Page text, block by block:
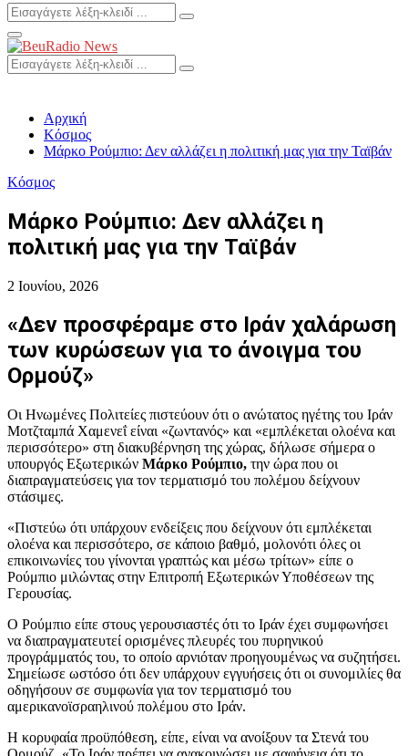
Search
for:
Search
Primary
Menu
Search
for:
Search
Αρχική
Κόσμος
Μάρκο Ρούμπιο: Δεν αλλάζει η πολιτική μας για την Ταϊβάν
Κόσμος
Μάρκο Ρούμπιο: Δεν αλλάζει η
πολιτική μας για την Ταϊβάν
2 Ιουνίου, 2026
«Δεν προσφέραμε στο Ιράν χαλάρωση
των κυρώσεων για το άνοιγμα του
Ορμούζ»
Οι Ηνωμένες Πολιτείες πιστεύουν ότι ο ανώτατος ηγέτης του Ιράν
Μοτζταμπά Χαμενεΐ είναι «ζωντανός» και «εμπλέκεται ολοένα και
περισσότερο» στη διακυβέρνηση της χώρας, δήλωσε σήμερα ο
υπουργός Εξωτερικών Μάρκο Ρούμπιο, την ώρα που οι
διαπραγματεύσεις για τον τερματισμό του πολέμου δείχνουν
στάσιμες.
«Πιστεύω ότι υπάρχουν ενδείξεις που δείχνουν ότι εμπλέκεται
ολοένα και περισσότερο, σε κάποιο βαθμό, μολονότι όλες οι
επικοινωνίες του γίνονται γραπτώς και μέσω τρίτων» είπε ο
Ρούμπιο μιλώντας στην Επιτροπή Εξωτερικών Υποθέσεων της
Γερουσίας.
Ο Ρούμπιο είπε στους γερουσιαστές ότι το Ιράν έχει συμφωνήσει
να διαπραγματευτεί ορισμένες πλευρές του πυρηνικού
προγράμματός του, το οποίο αρνιόταν προηγουμένως να συζητήσει.
Σημείωσε ωστόσο ότι δεν υπάρχουν εγγυήσεις ότι οι συνομιλίες θα
οδηγήσουν σε συμφωνία για τον τερματισμό του
αμερικανοϊσραηλινού πολέμου στο Ιράν.
Η κορυφαία προϋπόθεση, είπε, είναι να ανοίξουν τα Στενά του